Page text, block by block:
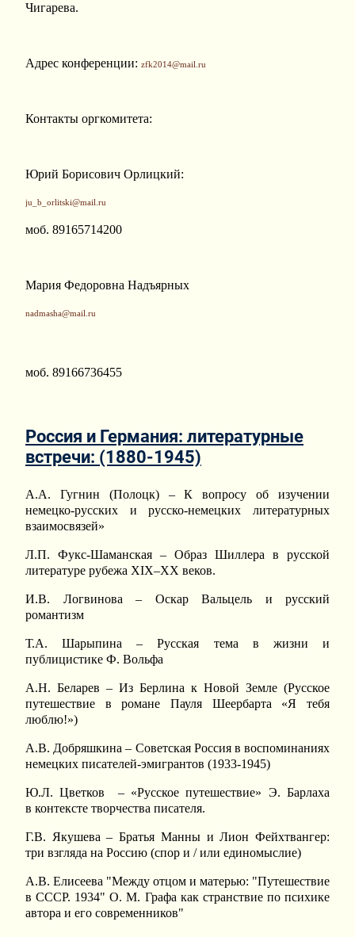
Чигарева.
Адрес конференции: zfk2014@mail.ru
Контакты оргкомитета:
Юрий Борисович Орлицкий:
ju_b_orlitski@mail.ru
моб. 89165714200
Мария Федоровна Надъярных
nadmasha@mail.ru
моб. 89166736455
Россия и Германия: литературные
встречи: (1880-1945)
А.А. Гугнин (Полоцк) – К вопросу об изучении
немецко-русских и русско-немецких литературных
взаимосвязей»
Л.П. Фукс-Шаманская – Образ Шиллера в русской
литературе рубежа XIX–XX веков.
И.В. Логвинова – Оскар Вальцель и русский
романтизм
Т.А. Шарыпина – Русская тема в жизни и
публицистике Ф. Вольфа
А.Н. Беларев – Из Берлина к Новой Земле (Русское
путешествие в романе Пауля Шеербарта «Я тебя
люблю!»)
А.В. Добряшкина – Советская Россия в воспоминаниях
немецких писателей-эмигрантов (1933-1945)
Ю.Л. Цветков – «Русское путешествие» Э. Барлаха
в контексте творчества писателя.
Г.В. Якушева – Братья Манны и Лион Фейхтвангер:
три взгляда на Россию (спор и / или единомыслие)
А.В. Елисеева "Между отцом и матерью: "Путешествие
в СССР. 1934" О. М. Графа как странствие по психике
автора и его современников"